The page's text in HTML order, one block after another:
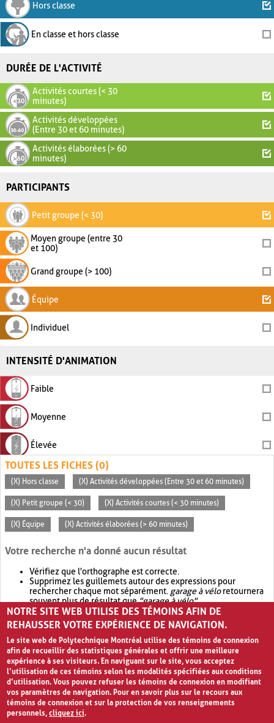
Hors classe
En classe et hors classe
DURÉE DE L'ACTIVITÉ
Activités courtes (< 30
minutes)
Activités développées
(Entre 30 et 60 minutes)
Activités élaborées (> 60
minutes)
PARTICIPANTS
Petit groupe (< 30)
Moyen groupe (entre 30
et 100)
Grand groupe (> 100)
Équipe
Individuel
INTENSITÉ D'ANIMATION
Faible
Moyenne
Élevée
TOUTES LES FICHES (0)
(X) Hors classe (X) Activités développées (Entre 30 et 60 minutes)
(X) Petit groupe (< 30) (X) Activités courtes (< 30 minutes)
(X) Équipe (X) Activités élaborées (> 60 minutes)
Votre recherche n'a donné aucun résultat
Vérifiez que l'orthographe est correcte.
Supprimez les guillemets autour des expressions pour
rechercher chaque mot séparément. garage à véloretournera
souvent plus de résultat que"garage à vélo".
Envisagez d'élargir votre recherche avec OR.garage OR vélo
retournera souvent plus de résultat quegarage à vélo
NOTRE SITE WEB UTILISE DES TÉMOINS AFIN DE
REHAUSSER VOTRE EXPÉRIENCE DE NAVIGATION.
Le site web de Polytechnique Montréal utilise des témoins de connexion
afin de recueillir des statistiques générales et offrir une meilleure
expérience à ses visiteurs. En naviguant sur le site, vous acceptez
l’utilisation de ces témoins selon les modalités spécifiées aux conditions
d’utilisation. Vous pouvez refuser les témoins de connexion en modifiant
vos paramètres de navigation. Pour en savoir plus sur le recours aux
témoins de connexion et sur la protection de vos renseignements
personnels,cliquez ici.